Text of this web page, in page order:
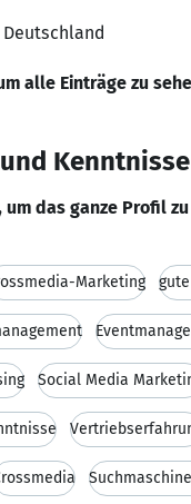
Deutschland
alle Einträge zu
Kenntnisse
um das ganze Profil
Marketing
Social Media